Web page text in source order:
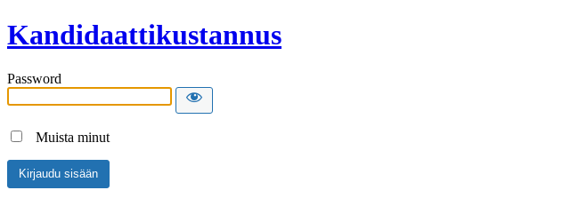
Kandidaattikustannus
Password
Muista minut